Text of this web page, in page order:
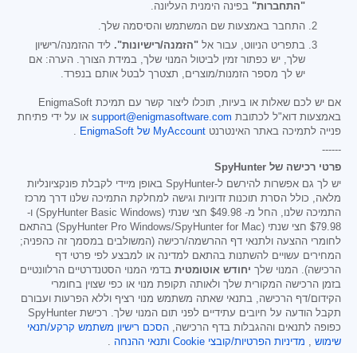
"התחברות" בפינה הימנית העליונה.
התחבר באמצעות שם המשתמש והסיסמה שלך.
בתפריט הניווט, עבור אל "הזמנה/רישיונות". ליד ההזמנה/רישיון
שלך, יש כפתור זמין לביטול המנוי שלך, במידת הצורך. הערה: אם
יש לך מספר הזמנות/מוצרים, תצטרך לבטל אותם בנפרד.
אם יש לכם שאלות או בעיות, תוכלו ליצור קשר עם תמיכת EnigmaSoft
באמצעות דוא"ל לכתובת support@enigmasoftware.com או על ידי פתיחת
פנייה לתמיכה באתר האינטרנט MyAccount של EnigmaSoft
.
------
פרטי רכישה של SpyHunter
יש לך גם אפשרות להירשם ל-SpyHunter באופן מיידי לקבלת פונקציונליות
מלאה, כולל הסרת תוכנות זדוניות וגישה למחלקת התמיכה שלנו דרך מרכז
התמיכה שלנו, החל מ- $49.98 חצי שנתי (SpyHunter Basic Windows) ו-
$79.98
חצי שנתי (SpyHunter Pro Windows/SpyHunter for Mac) בהתאם
לחומרי ההצעה ולתנאי דף ההרשמה/רכישה (המשולבים במסמך זה כהפניה;
המחירים עשויים להשתנות בהתאם למדינה או למבצע לפי פרטי דף
הרכישה). המנוי שלך יחודש אוטומטית בדמי המנוי הסטנדרטיים הרלוונטיים
בזמן הרכישה המקורית שלך ולאותה תקופת מנוי או כפי שצוין בחומרי
הקידום/דף הרכישה, בתנאי שאתה משתמש מנוי רציף וללא הפרעות ועבורם
תקבל הודעה על חיובים עתידיים לפני תום המנוי שלך. רכישת SpyHunter
כפופה לתנאים וההגבלות בדף הרכישה, הסכם רישיון משתמש קרקע/תנאי
שימוש , מדיניות הפרטיות/קובצי Cookie ותנאי ההנחה .